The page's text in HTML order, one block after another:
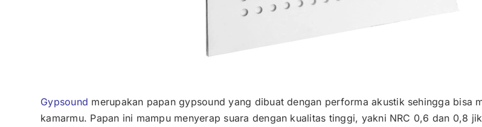
Gypsound merupakan papan gypsound yang dibuat dengan performa akustik sehingga bisa
kamarmu. Papan ini mampu menyerap suara dengan kualitas tinggi, yakni NRC 0,6 dan 0,8